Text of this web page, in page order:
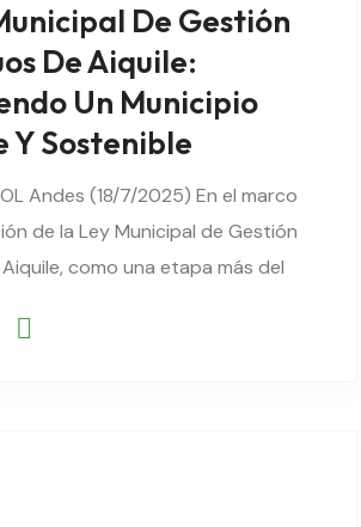
De Gestión
De Aiquile:
Un Municipio
Y Sostenible
Andes (18/7/2025) En el marco
de la Ley Municipal de Gestión
como una etapa más del